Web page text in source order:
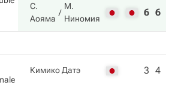
С.
Аояма
М.
Ниномия
6 6
Кимико Датэ 3 4